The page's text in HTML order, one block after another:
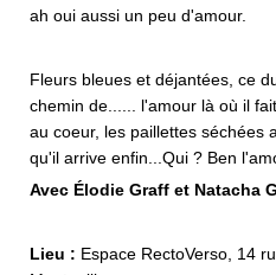
ah oui aussi un peu d'amour.
Fleurs bleues et déjantées, ce
chemin de...... l'amour là où il
au coeur, les paillettes séchées
qu'il arrive enfin...Qui ? Ben
Avec Élodie Graff et Natacha
Lieu : Espace RectoVerso, 14